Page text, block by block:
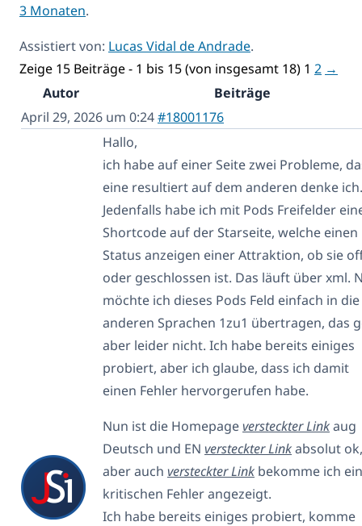
3 Monaten.
Assistiert von: Lucas Vidal de Andrade.
Zeige 15 Beiträge - 1 bis 15 (von insgesamt 18) 1 2 →
Autor
Beiträge
April 29, 2026 um 0:24#18001176
Hallo,
ich habe auf einer Seite zwei Probleme,
eine resultiert auf dem anderen denke ich.
Jedenfalls habe ich mit Pods Freifelder
Shortcode auf der Starseite, welche einen
Status anzeigen einer Attraktion, ob sie
oder geschlossen ist. Das läuft über xml.
möchte ich dieses Pods Feld einfach in die
anderen Sprachen 1zu1 übertragen, das
aber leider nicht. Ich habe bereits einiges
probiert, aber ich glaube, dass ich damit
einen Fehler hervorgerufen habe.
Nun ist die Homepage versteckter Linkaug
Deutsch und EN versteckter Linkabsolut ok,
aber auch versteckter Link bekomme ich
kritischen Fehler angezeigt.
Ich habe bereits einiges probiert, komme